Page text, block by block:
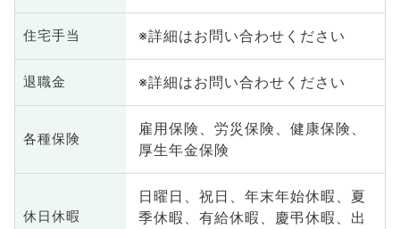
住宅手当 ※詳細はお問い合わせください
退職金 ※詳細はお問い合わせください
各種保険
雇用保険、労災保険、健康保険、
厚生年金保険
休日休暇
日曜日、祝日、年末年始休暇、夏
季休暇、有給休暇、慶弔休暇、出